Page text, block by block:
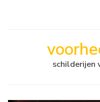
schilderijen